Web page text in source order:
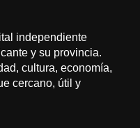
independiente
y su provincia.
cultura, economía,
cercano, útil y